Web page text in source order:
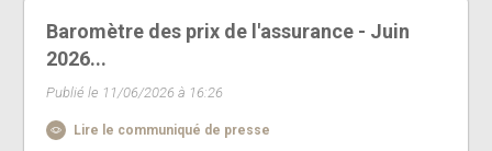
Baromètre des prix de l'assurance - Juin
2026...
Publié le 11/06/2026 à 16:26
Lire le communiqué de presse